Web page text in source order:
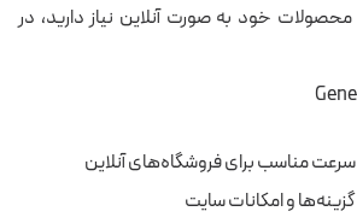
خود به صورت آنلاین نیاز دارید، در
مناسب برای فروشگاه‌های آنلاین
و امکانات سایت